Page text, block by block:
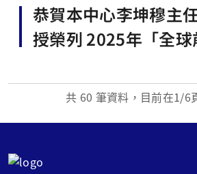
恭賀本中心李坤穆主
授榮列 2025年「全
共 60 筆資料，目前在1/6